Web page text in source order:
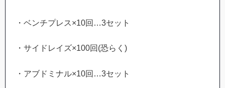
・ベンチプレス×10回…3セット
・サイドレイズ×100回(恐らく)
・アブドミナル×10回…3セット